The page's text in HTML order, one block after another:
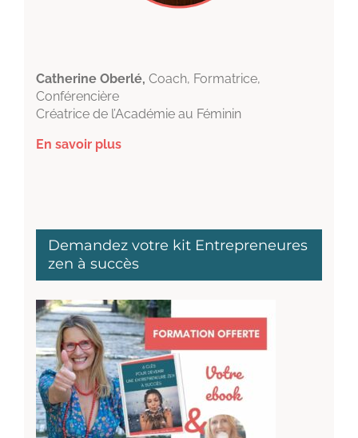
Catherine Oberlé, Coach, Formatrice,
Conférencière
Créatrice de l’Académie au Féminin
En savoir plus
Demandez votre kit Entrepreneures
zen à succès